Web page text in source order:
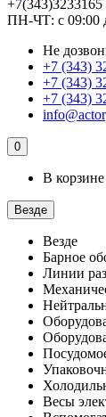
+7(343)3233165
ПН-ЧТ: с 09:00
Не
+7 (343)
+7 (343)
+7 (343)
0
В
Везде
Везде
Барное
Линии
Весы